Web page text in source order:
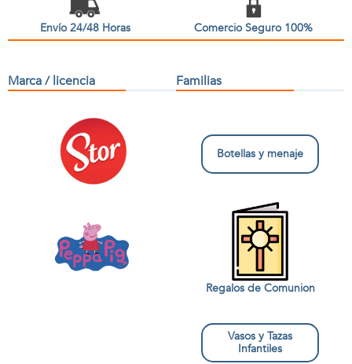
Envío 24/48 Horas Comercio Seguro 100%
Marca / licencia Familias
Botellas y menaje
Regalos de Comunion
Vasos y Tazas
Infantiles